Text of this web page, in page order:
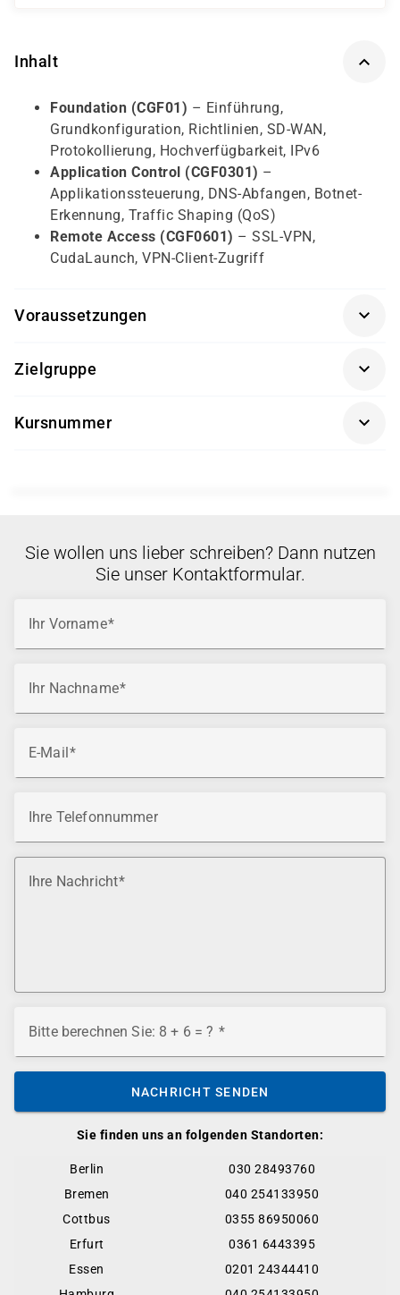
Inhalt
Foundation (CGF01) – Einführung,
Grundkonfiguration, Richtlinien, SD-WAN,
Protokollierung, Hochverfügbarkeit, IPv6
Application Control (CGF0301) –
Applikationssteuerung, DNS-Abfangen, Botnet-
Erkennung, Traffic Shaping (QoS)
Remote Access (CGF0601) – SSL-VPN,
CudaLaunch, VPN-Client-Zugriff
Voraussetzungen
Erfahrung mit TCP/IP-Netzwerken
Kenntnisse zu Netzwerktechnologien und
Zielgruppe
Systemadministratoren, IT-
Kursnummer
Sie finden uns an folgenden Standorten:
Berlin
030 28493760
Bremen
040 254133950
Cottbus
0355 86950060
Erfurt
0361 6443395
Essen
0201 24344410
Sie wollen uns lieber schreiben? Dann nutzen
Sie unser Kontaktformular.
Ihr Vorname
Ihr Nachname
E-Mail
Ihre Telefonnummer
Ihre Nachricht
Bitte berechnen Sie: 8 + 6 = ?
NACHRICHT SENDEN